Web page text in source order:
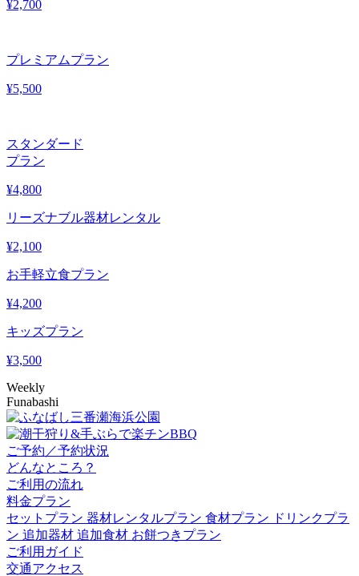
¥2,700
プレミアムプラン
¥5,500
スタンダード
プラン
¥4,800
リーズナブル器材レンタル
¥2,100
お手軽立食プラン
¥4,200
キッズプラン
¥3,500
Weekly
Funabashi
ご予約／予約状況
どんなところ？
ご利用の流れ
料金プラン
セットプラン 器材レンタルプラン 食材プラン ドリンクプラ
ン 追加器材 追加食材 お餅つきプラン
ご利用ガイド
交通アクセス